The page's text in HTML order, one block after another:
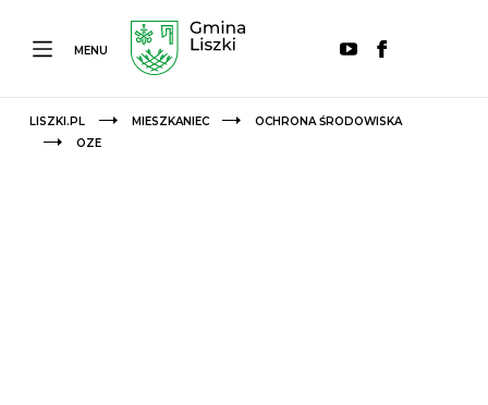
MENU
LISZKI.PL MIESZKANIEC
OCHRONA ŚRODOWISKA
OZE